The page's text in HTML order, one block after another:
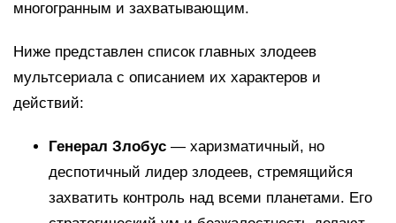
многогранным и захватывающим.
Ниже представлен список главных злодеев
мультсериала с описанием их характеров и
действий:
Генерал Злобус — харизматичный, но
деспотичный лидер злодеев, стремящийся
захватить контроль над всеми планетами. Его